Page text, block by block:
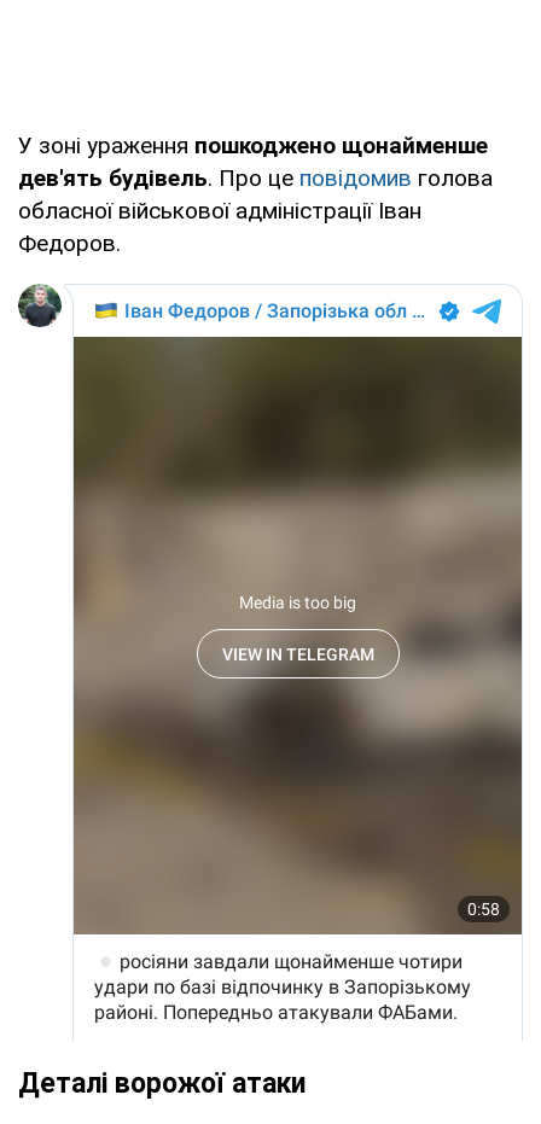
У зоні ураження пошкоджено щонайменше
дев'ять будівель. Про це повідомив голова
обласної військової адміністрації Іван
Федоров.
Деталі ворожої атаки